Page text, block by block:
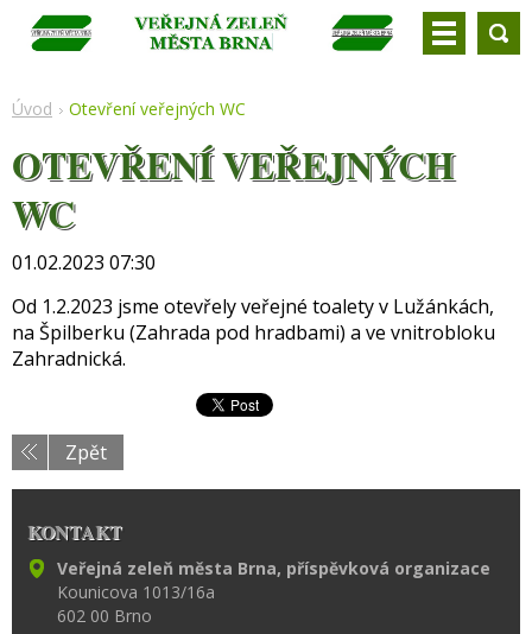
Úvod Otevření veřejných WC
OTEVŘENÍ VEŘEJNÝCH
WC
01.02.2023 07:30
Od 1.2.2023 jsme otevřely veřejné toalety v Lužánkách,
na Špilberku (Zahrada pod hradbami) a ve vnitrobloku
Zahradnická.
Zpět
KONTAKT
Veřejná zeleň města Brna, příspěvková organizace
Kounicova 1013/16a
602 00 Brno